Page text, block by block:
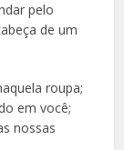
pelo
de um
roupa;
em você;
nossas